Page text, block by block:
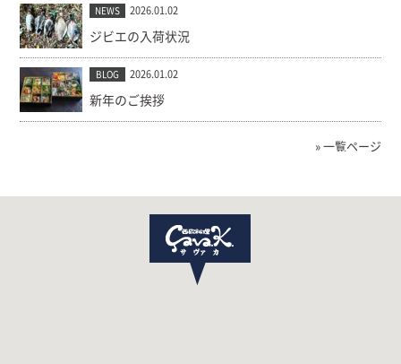
NEWS 2026.01.02
ジビエの入荷状況
BLOG 2026.01.02
新年のご挨拶
» 一覧ページ